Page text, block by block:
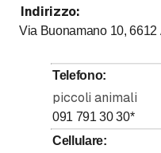
Lunedì
Martedì
Mercoledì
Giovedì
Venerdì
Sabato
Indirizzo:
Via Buonamano 10, 6612
Telefono:
piccoli animali
091 791 30 30*
Cellulare: